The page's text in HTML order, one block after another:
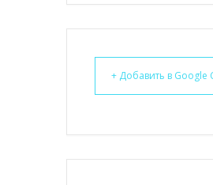
+ Добавить в Google